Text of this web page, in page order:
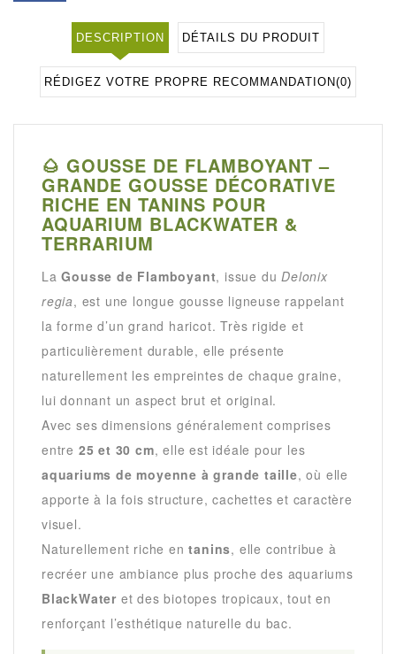
DESCRIPTION DÉTAILS DU PRODUIT
RÉDIGEZ VOTRE PROPRE RECOMMANDATION(0)
🌰 GOUSSE DE FLAMBOYANT –
GRANDE GOUSSE DÉCORATIVE
RICHE EN TANINS POUR
AQUARIUM BLACKWATER &
TERRARIUM
LaGousse de Flamboyant, issue du Delonix
regia, est une longue gousse ligneuse rappelant
la forme d’un grand haricot. Très rigide et
particulièrement durable, elle présente
naturellement les empreintes de chaque graine,
lui donnant un aspect brut et original.
Avec ses dimensions généralement comprises
entre 25 et 30 cm, elle est idéale pour les
aquariums de moyenne à grande taille, où elle
apporte à la fois structure, cachettes et caractère
visuel.
Naturellement riche entanins, elle contribue à
recréer une ambiance plus proche des aquariums
BlackWater et des biotopes tropicaux, tout en
renforçant l’esthétique naturelle du bac.